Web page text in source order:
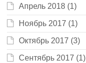
Апрель 2018 (1)
Ноябрь 2017 (1)
Октябрь 2017 (3)
Сентябрь 2017 (1)